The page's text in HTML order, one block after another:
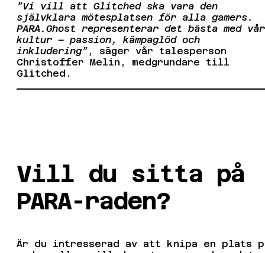
”Vi vill att Glitched ska vara den
självklara mötesplatsen för alla gamers.
PARA.Ghost representerar det bästa med vår
kultur – passion, kämpaglöd och
inkludering” , säger vår talesperson
Christoffer Melin, medgrundare till
Glitched.
Vill du sitta på
PARA-raden?
Är du intresserad av att knipa en plats